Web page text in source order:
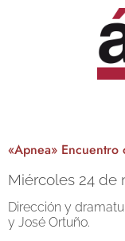
«Apnea»
Miércoles 24 de
Dirección y
y José Ortuño.